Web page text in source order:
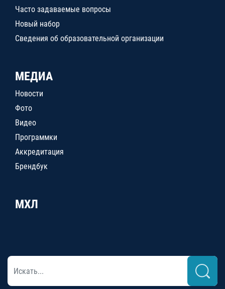
Часто задаваемые вопросы
Новый набор
Сведения об образовательной организации
МЕДИА
Новости
Фото
Видео
Программки
Аккредитация
Брендбук
МХЛ